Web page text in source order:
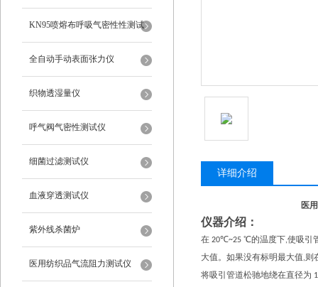
KN95喷熔布呼吸气密性性测试
仪
全自动手动表面张力仪
织物透湿量仪
呼气阀气密性测试仪
细菌过滤测试仪
血液穿透测试仪
紫外线杀菌炉
医用纺织品气流阻力测试仪
详细介绍
医
仪器介绍：
在 20℃~25 ℃的温度下,使吸引
大值。如果没有标明最大值,则
将吸引管道松驰地绕在直径为